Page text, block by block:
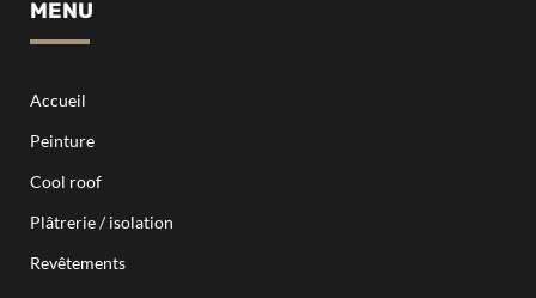
MENU
Accueil
Peinture
Cool roof
Plâtrerie / isolation
Revêtements